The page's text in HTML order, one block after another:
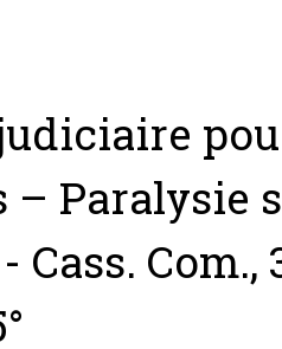
– Paralysie
Com.,